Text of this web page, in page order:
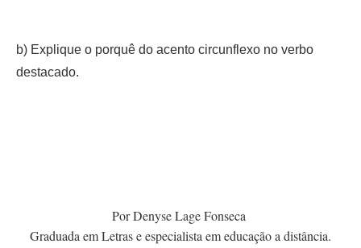
b) Explique o porquê do acento circunflexo no verbo
destacado.
Por Denyse Lage Fonseca
Graduada em Letras e especialista em educação a distância.